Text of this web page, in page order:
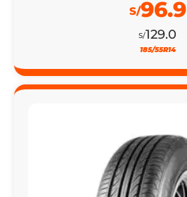
S/129.0
S/96.9
185/55R14